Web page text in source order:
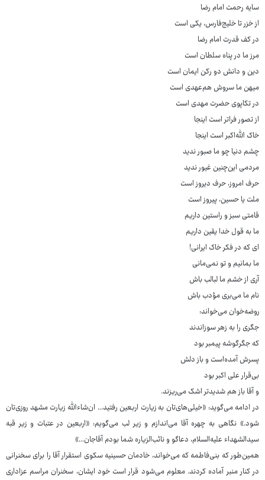
سایه رحمت امام رضا
از خزر تا خلیج‌فارس، یکی است
در کف قدرت امام رضا
مرز ما در پناه سلطان است
دین و دانش دو رکن ایمان است
میهن ما سروش هم‌عهدی است
در تکاپوی حضرت مهدی است
از تصور فراتر است اینجا
خاک الله‌اکبر است اینجا
چشم دنیا چو ما صبور ندید
مردمی این‌چنین غیور ندید
حرف امروز، حرف دیروز است
ملت یا حسین، پیروز است
قامتی سبز و راستین داریم
ما به قول خدا یقین داریم
ای که در فکر خاک ایرانی!
ما بمانیم و تو نمی‌مانی
آری از خشم ما لبالب باش
نام ما می‌بری مؤدب باش
روضه‌خوان می‌خواند:
جگری را به زهر سوزاندند
که جگرگوشه پیمبر بود
پسرش آمده‌است و باز دلش
بی‌قرار علی اکبر بود
و آقا باز هم شدیدتر اشک می‌ریزند.
در ادامه می‌گوید: «خیلی‌های‌تان به زیارت اربعین رفتید... ان‌شاءالله زیارت مشهد روزی‌تان
شود.» نگاهی به چهره آقا می‌اندازم و زیر لب می‌گویم: «اربعین در عتبات و زیر قبه
سیدالشهداء علیه‌السلام، دعاگو و نائب‌الزیاره شما بودم آقاجان...»
همین‌طور که بنی‌فاطمه که می‌خواند، خادمان حسینیه سکوی استقرار آقا را برای سخنرانی
در کنار منبر آماده کردند. معلوم می‌شود قرار است خود ایشان، سخنران مراسم عزاداری